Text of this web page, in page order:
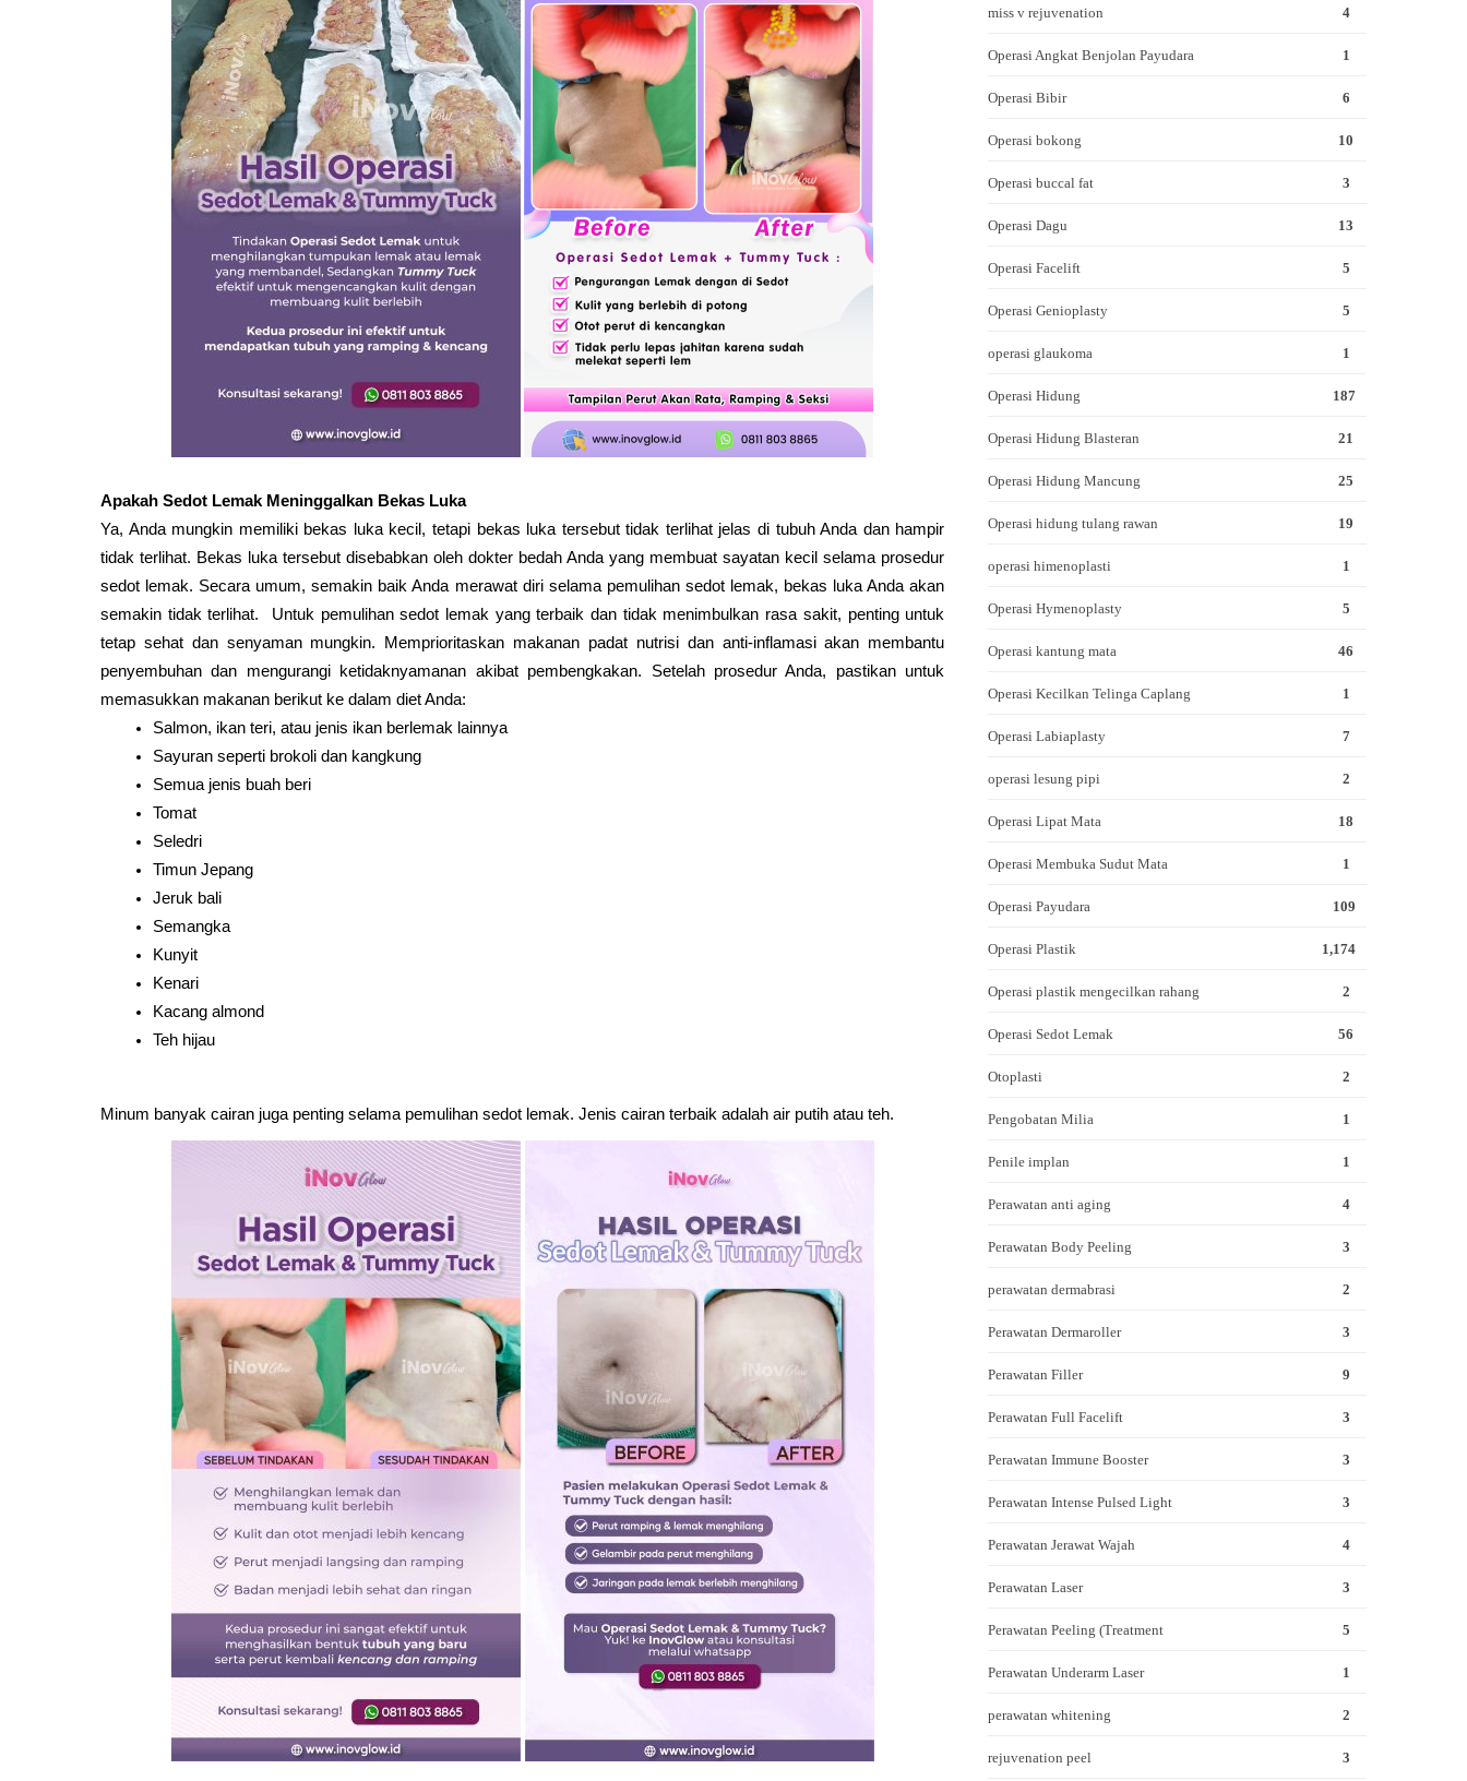
Apakah Sedot Lemak Meninggalkan Bekas Luka
Ya, Anda mungkin memiliki bekas luka kecil, tetapi bekas luka tersebut tidak terlihat jelas di tubuh Anda dan hampir
tidak terlihat. Bekas luka tersebut disebabkan oleh dokter bedah Anda yang membuat sayatan kecil selama prosedur
sedot lemak. Secara umum, semakin baik Anda merawat diri selama pemulihan sedot lemak, bekas luka Anda akan
semakin tidak terlihat. Untuk pemulihan sedot lemak yang terbaik dan tidak menimbulkan rasa sakit, penting untuk
tetap sehat dan senyaman mungkin. Memprioritaskan makanan padat nutrisi dan anti-inflamasi akan membantu
penyembuhan dan mengurangi ketidaknyamanan akibat pembengkakan. Setelah prosedur Anda, pastikan untuk
memasukkan makanan berikut ke dalam diet Anda:
Salmon, ikan teri, atau jenis ikan berlemak lainnya
Sayuran seperti brokoli dan kangkung
Semua jenis buah beri
Tomat
Seledri
Timun Jepang
Jeruk bali
Semangka
Kunyit
Kenari
Kacang almond
Teh hijau
Minum banyak cairan juga penting selama pemulihan sedot lemak. Jenis cairan terbaik adalah air putih atau teh.
miss v rejuvenation 4
Operasi Angkat Benjolan Payudara 1
Operasi Bibir 6
Operasi bokong 10
Operasi buccal fat 3
Operasi Dagu 13
Operasi Facelift 5
Operasi Genioplasty 5
operasi glaukoma 1
Operasi Hidung 187
Operasi Hidung Blasteran 21
Operasi Hidung Mancung 25
Operasi hidung tulang rawan 19
operasi himenoplasti 1
Operasi Hymenoplasty 5
Operasi kantung mata 46
Operasi Kecilkan Telinga Caplang 1
Operasi Labiaplasty 7
operasi lesung pipi 2
Operasi Lipat Mata 18
Operasi Membuka Sudut Mata 1
Operasi Payudara 109
Operasi Plastik 1,174
Operasi plastik mengecilkan rahang 2
Operasi Sedot Lemak 56
Otoplasti 2
Pengobatan Milia 1
Penile implan 1
Perawatan anti aging 4
Perawatan Body Peeling 3
perawatan dermabrasi 2
Perawatan Dermaroller 3
Perawatan Filler 9
Perawatan Full Facelift 3
Perawatan Immune Booster 3
Perawatan Intense Pulsed Light 3
Perawatan Jerawat Wajah 4
Perawatan Laser 3
Perawatan Peeling (Treatment 5
Perawatan Underarm Laser 1
perawatan whitening 2
rejuvenation peel 3